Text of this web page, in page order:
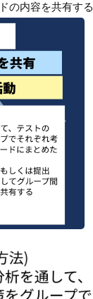
の内容を共有する